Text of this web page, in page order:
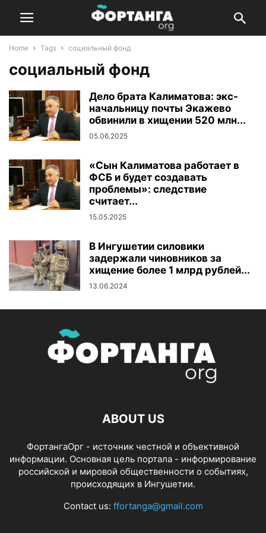
Home Tags социальный фонд
социальный фонд
Дело брата Калиматова: экс-
начальницу почты Экажево
обвинили в хищении 520 млн...
05.06.2025
«Сын Калиматова работает в
ФСБ и будет создавать
проблемы»: следствие
считает...
15.05.2025
В Ингушетии силовики
задержали чиновников за
хищение более 1 млрд рублей...
13.06.2024
ABOUT US
ФортангаОрг - источник честной и объективной
информации. Основная цель портала - информирование
российской и мировой общественности о событиях,
происходящих в Ингушетии.
Contact us: ffortanga@gmail.com